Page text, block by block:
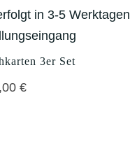
in 3-5 Werktagen
3er Set
€